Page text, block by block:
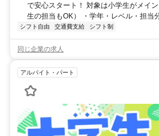
で安心スタート！ 対象は小学生がメイ
生の担当もOK） ・学年・レベル・担当
シフト自由 交通費支給 シフト制
同じ企業の求人
アルバイト・パート